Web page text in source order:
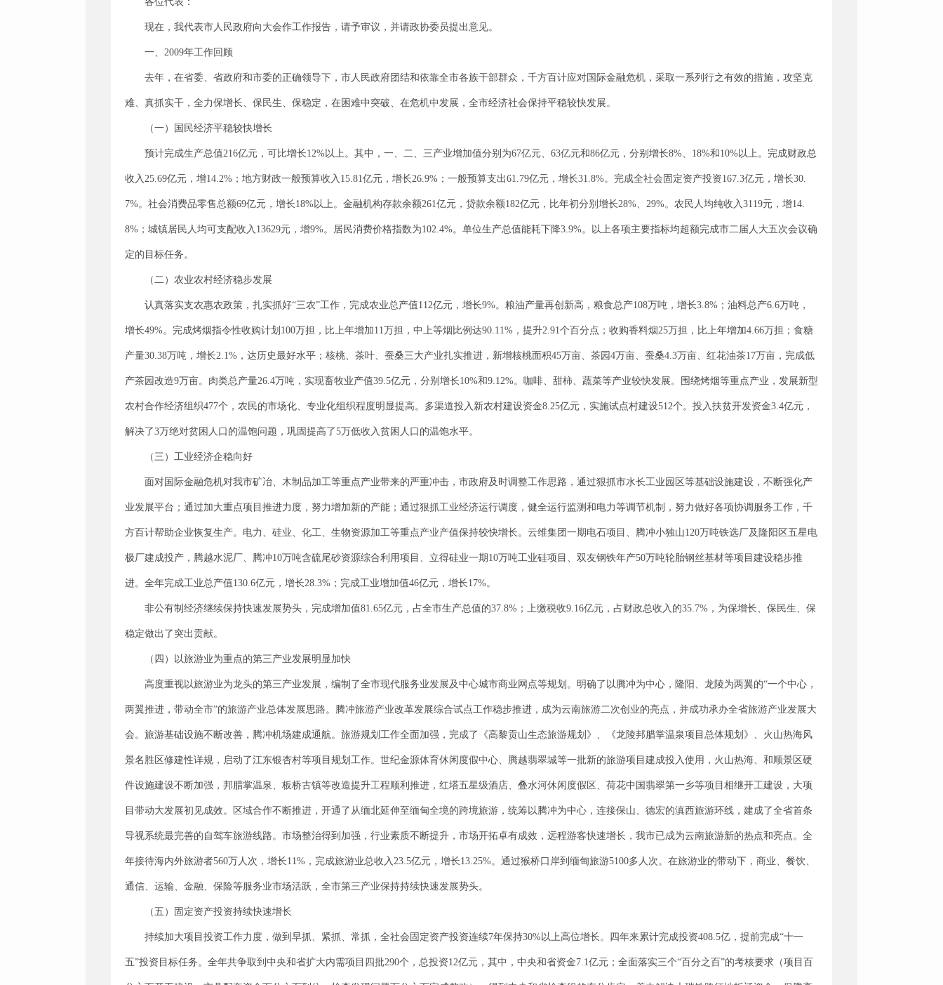
现在，我代表市人民政府向大会作工作报告，请予审议，并请政协委员提出意见。
一、2009年工作回顾
去年，在省委、省政府和市委的正确领导下，市人民政府团结和依靠全市各族干部群众，千方百计应对国际金融危机，采取一系列行之有效的措施，攻坚克
难、真抓实干，全力保增长、保民生、保稳定，在困难中突破、在危机中发展，全市经济社会保持平稳较快发展。
（一）国民经济平稳较快增长
预计完成生产总值216亿元，可比增长12%以上。其中，一、二、三产业增加值分别为67亿元、63亿元和86亿元，分别增长8%、18%和10%以上。完成财政总
收入25.69亿元，增14.2%；地方财政一般预算收入15.81亿元，增长26.9%；一般预算支出61.79亿元，增长31.8%。完成全社会固定资产投资167.3亿元，增长30.
7%。社会消费品零售总额69亿元，增长18%以上。金融机构存款余额261亿元，贷款余额182亿元，比年初分别增长28%、29%。农民人均纯收入3119元，增14.
8%；城镇居民人均可支配收入13629元，增9%。居民消费价格指数为102.4%。单位生产总值能耗下降3.9%。以上各项主要指标均超额完成市二届人大五次会议确
定的目标任务。
（二）农业农村经济稳步发展
认真落实支农惠农政策，扎实抓好“三农”工作，完成农业总产值112亿元，增长9%。粮油产量再创新高，粮食总产108万吨，增长3.8%；油料总产6.6万吨，
增长49%。完成烤烟指令性收购计划100万担，比上年增加11万担，中上等烟比例达90.11%，提升2.91个百分点；收购香料烟25万担，比上年增加4.66万担；食糖
产量30.38万吨，增长2.1%，达历史最好水平；核桃、茶叶、蚕桑三大产业扎实推进，新增核桃面积45万亩、茶园4万亩、蚕桑4.3万亩、红花油茶17万亩，完成低
产茶园改造9万亩。肉类总产量26.4万吨，实现畜牧业产值39.5亿元，分别增长10%和9.12%。咖啡、甜柿、蔬菜等产业较快发展。围绕烤烟等重点产业，发展新型
农村合作经济组织477个，农民的市场化、专业化组织程度明显提高。多渠道投入新农村建设资金8.25亿元，实施试点村建设512个。投入扶贫开发资金3.4亿元，
解决了3万绝对贫困人口的温饱问题，巩固提高了5万低收入贫困人口的温饱水平。
（三）工业经济企稳向好
面对国际金融危机对我市矿冶、木制品加工等重点产业带来的严重冲击，市政府及时调整工作思路，通过狠抓市水长工业园区等基础设施建设，不断强化产
业发展平台；通过加大重点项目推进力度，努力增加新的产能；通过狠抓工业经济运行调度，健全运行监测和电力等调节机制，努力做好各项协调服务工作，千
方百计帮助企业恢复生产。电力、硅业、化工、生物资源加工等重点产业产值保持较快增长。云维集团一期电石项目、腾冲小独山120万吨铁选厂及隆阳区五星电
极厂建成投产，腾越水泥厂、腾冲10万吨含硫尾砂资源综合利用项目、立得硅业一期10万吨工业硅项目、双友钢铁年产50万吨轮胎钢丝基材等项目建设稳步推
进。全年完成工业总产值130.6亿元，增长28.3%；完成工业增加值46亿元，增长17%。
非公有制经济继续保持快速发展势头，完成增加值81.65亿元，占全市生产总值的37.8%；上缴税收9.16亿元，占财政总收入的35.7%，为保增长、保民生、保
稳定做出了突出贡献。
（四）以旅游业为重点的第三产业发展明显加快
高度重视以旅游业为龙头的第三产业发展，编制了全市现代服务业发展及中心城市商业网点等规划。明确了以腾冲为中心，隆阳、龙陵为两翼的“一个中心，
两翼推进，带动全市”的旅游产业总体发展思路。腾冲旅游产业改革发展综合试点工作稳步推进，成为云南旅游二次创业的亮点，并成功承办全省旅游产业发展大
会。旅游基础设施不断改善，腾冲机场建成通航。旅游规划工作全面加强，完成了《高黎贡山生态旅游规划》、《龙陵邦腊掌温泉项目总体规划》、火山热海风
景名胜区修建性详规，启动了江东银杏村等项目规划工作。世纪金源体育休闲度假中心、腾越翡翠城等一批新的旅游项目建成投入使用，火山热海、和顺景区硬
件设施建设不断加强，邦腊掌温泉、板桥古镇等改造提升工程顺利推进，红塔五星级酒店、叠水河休闲度假区、荷花中国翡翠第一乡等项目相继开工建设，大项
目带动大发展初见成效。区域合作不断推进，开通了从缅北延伸至缅甸全境的跨境旅游，统筹以腾冲为中心，连接保山、德宏的滇西旅游环线，建成了全省首条
导视系统最完善的自驾车旅游线路。市场整治得到加强，行业素质不断提升，市场开拓卓有成效，远程游客快速增长，我市已成为云南旅游新的热点和亮点。全
年接待海内外旅游者560万人次，增长11%，完成旅游业总收入23.5亿元，增长13.25%。通过猴桥口岸到缅甸旅游5100多人次。在旅游业的带动下，商业、餐饮、
通信、运输、金融、保险等服务业市场活跃，全市第三产业保持持续快速发展势头。
（五）固定资产投资持续快速增长
持续加大项目投资工作力度，做到早抓、紧抓、常抓，全社会固定资产投资连续7年保持30%以上高位增长。四年来累计完成投资408.5亿，提前完成“十一
五”投资目标任务。全年共争取到中央和省扩大内需项目四批290个，总投资12亿元，其中，中央和省资金7.1亿元；全面落实三个“百分之百”的考核要求（项目百